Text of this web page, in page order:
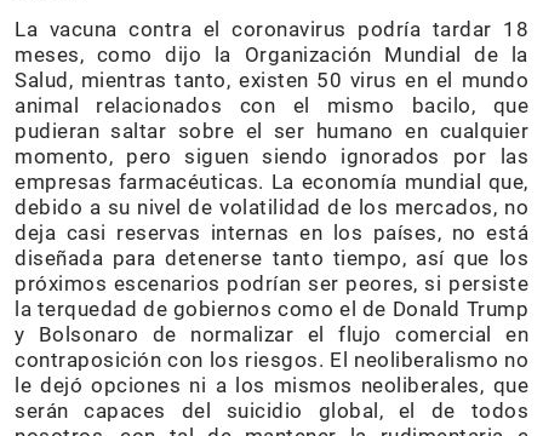
La vacuna contra el coronavirus podría tardar 18
meses, como dijo la Organización Mundial de la
Salud, mientras tanto, existen 50 virus en el mundo
animal relacionados con el mismo bacilo, que
pudieran saltar sobre el ser humano en cualquier
momento, pero siguen siendo ignorados por las
empresas farmacéuticas. La economía mundial que,
debido a su nivel de volatilidad de los mercados, no
deja casi reservas internas en los países, no está
diseñada para detenerse tanto tiempo, así que los
próximos escenarios podrían ser peores, si persiste
la terquedad de gobiernos como el de Donald Trump
y Bolsonaro de normalizar el flujo comercial en
contraposición con los riesgos. El neoliberalismo no
le dejó opciones ni a los mismos neoliberales, que
serán capaces del suicidio global, el de todos